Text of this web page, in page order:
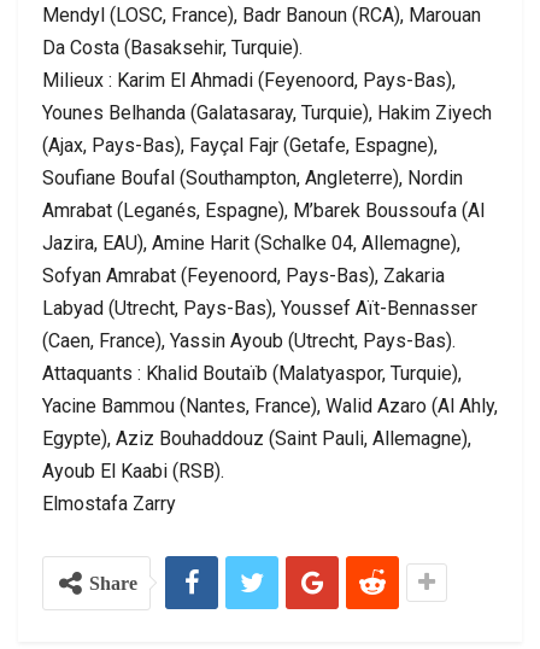
Mendyl (LOSC, France), Badr Banoun (RCA), Marouan
Da Costa (Basaksehir, Turquie).
Milieux : Karim El Ahmadi (Feyenoord, Pays-Bas),
Younes Belhanda (Galatasaray, Turquie), Hakim Ziyech
(Ajax, Pays-Bas), Fayçal Fajr (Getafe, Espagne),
Soufiane Boufal (Southampton, Angleterre), Nordin
Amrabat (Leganés, Espagne), M’barek Boussoufa (Al
Jazira, EAU), Amine Harit (Schalke 04, Allemagne),
Sofyan Amrabat (Feyenoord, Pays-Bas), Zakaria
Labyad (Utrecht, Pays-Bas), Youssef Aït-Bennasser
(Caen, France), Yassin Ayoub (Utrecht, Pays-Bas).
Attaquants : Khalid Boutaïb (Malatyaspor, Turquie),
Yacine Bammou (Nantes, France), Walid Azaro (Al Ahly,
Egypte), Aziz Bouhaddouz (Saint Pauli, Allemagne),
Ayoub El Kaabi (RSB).
Elmostafa Zarry
Share